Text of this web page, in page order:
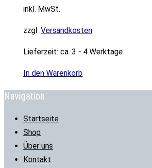
inkl. MwSt.
zzgl. Versandkosten
Lieferzeit: ca. 3 - 4 Werktage
In den Warenkorb
Navigation
Startseite
Shop
Über uns
Kontakt